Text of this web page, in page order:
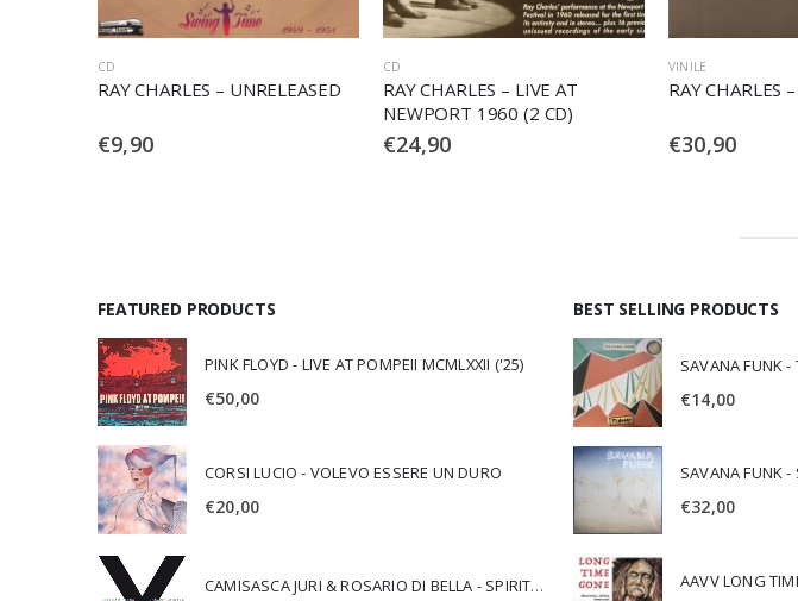
CD
RAY CHARLES – LIVE AT
€24,90
VINILE
RAY CHARLES – RAY CHARLES
€30,90
CD
RAY CHARLES
€11,90
FEATURED PRODUCTS
PINK FLOYD - LIVE AT POMPEII MCMLXXII ('25)
€50,00
CORSI LUCIO - VOLEVO ESSERE UN DURO
€20,00
CAMISASCA JURI & ROSARIO DI BELLA - SPIRITUALITY
BEST SELLING PRODUCTS
SAVANA FUNK -
€14,00
SAVANA FUNK -
€32,00